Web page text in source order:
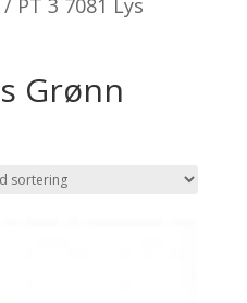
PT 3 7081 Lys
Grønn